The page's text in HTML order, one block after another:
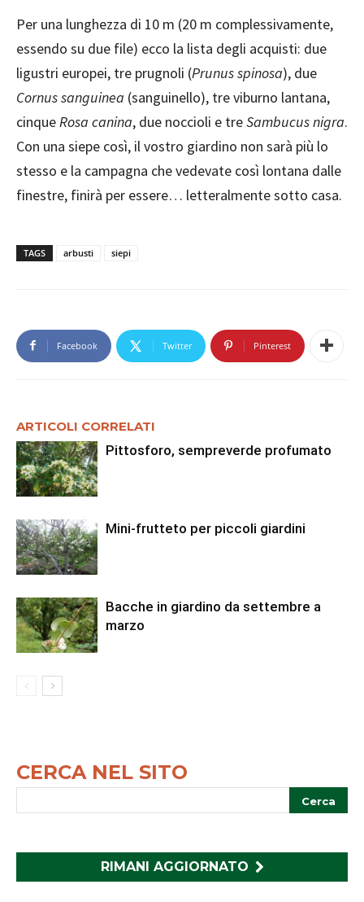
Per una lunghezza di 10 m (20 m complessivamente,
essendo su due file) ecco la lista degli acquisti: due
ligustri europei, tre prugnoli (Prunus spinosa), due
Cornus sanguinea (sanguinello), tre viburno lantana,
cinqueRosa canina, due noccioli e treSambucus nigra.
Con una siepe così, il vostro giardino non sarà più lo
stesso e la campagna che vedevate così lontana dalle
finestre, finirà per essere… letteralmente sotto casa.
TAGS arbusti siepi
Facebook Twitter Pinterest
ARTICOLI CORRELATI
Pittosforo, sempreverde profumato
Mini-frutteto per piccoli giardini
Bacche in giardino da settembre a
marzo
CERCA NEL SITO
RIMANI AGGIORNATO